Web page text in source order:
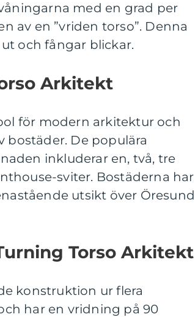
med en grad per
av en ”vriden torso”. Denna
och fångar blickar.
Arkitekt
för modern arkitektur och
bostäder. De populära
inkluderar en, två, tre
sviter. Bostäderna har
utsikt över Öresund
Torso Arkitekt
konstruktion ur flera
har en vridning på 90